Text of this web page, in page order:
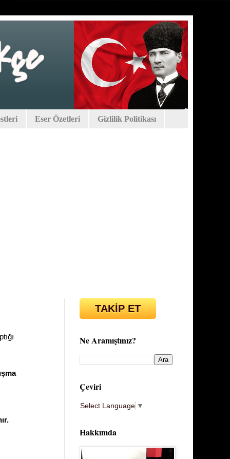
Eser Özetleri Gizlilik Politikası
TAKİP ET
Ne Aramıştınız?
Çeviri
Select Language ▼
Hakkımda